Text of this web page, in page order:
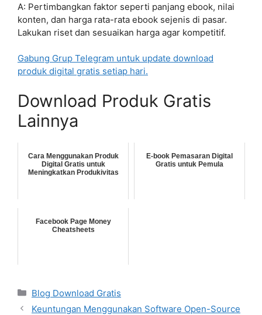
A: Pertimbangkan faktor seperti panjang ebook, nilai
konten, dan harga rata-rata ebook sejenis di pasar.
Lakukan riset dan sesuaikan harga agar kompetitif.
Gabung Grup Telegram untuk update download
produk digital gratis setiap hari.
Download Produk Gratis
Lainnya
Cara Menggunakan Produk
Digital Gratis untuk
Meningkatkan Produkivitas
E-book Pemasaran Digital
Gratis untuk Pemula
Facebook Page Money
Cheatsheets
Categories
Blog Download Gratis
Keuntungan Menggunakan Software Open-Source